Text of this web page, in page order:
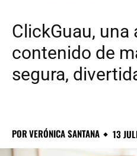
ClickGuau,
contenido de
segura,
PORVERÓNICA SANTANA 13